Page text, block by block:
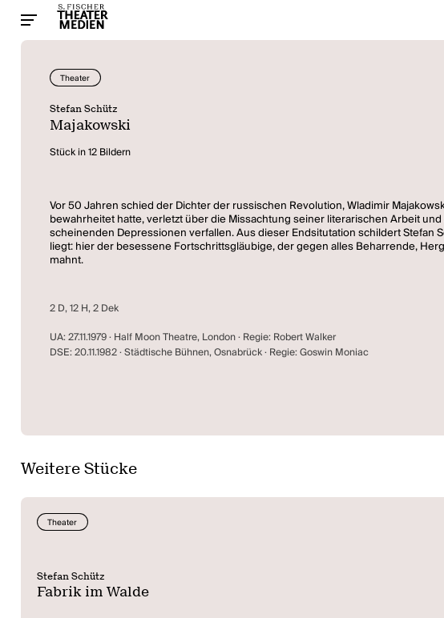
Theater
Stefan Schütz
Majakowski
Stück in 12 Bildern
Vor 50 Jahren schied der Dichter der russischen Revolution, Wladimir
bewahrheitet hatte, verletzt über die Missachtung seiner literarischen Arbeit
scheinenden Depressionen verfallen. Aus dieser Endsitutation schildert Stefan
liegt: hier der besessene Fortschrittsgläubige, der gegen alles Beharrende,
mahnt.
2 D, 12 H, 2 Dek
UA: 27.11.1979 · Half Moon Theatre, London · Regie: Robert Walker
DSE: 20.11.1982 · Städtische Bühnen, Osnabrück · Regie: Goswin Moniac
Weitere Stücke
Theater
Stefan Schütz
Fabrik im Walde